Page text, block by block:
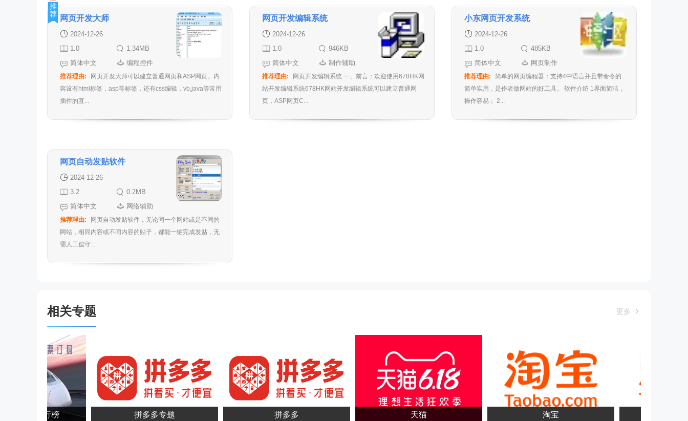
网页开发大师
2024-12-26
1.0
1.34MB
简体中文
编程控件
推荐理由:
网页开发大师可以建立普通网页和ASP网页。内
容设有html标签，asp等标签，还有css编辑，vb,java等常用
插件的直...
推
荐
网页开发编辑系统
2024-12-26
1.0
946KB
简体中文
制作辅助
推荐理由:
网页开发编辑系统 一、前言：欢迎使用678HK网
站开发编辑系统678HK网站开发编辑系统可以建立普通网
页，ASP网页C...
小东网页开发系统
2024-12-26
1.0
485KB
简体中文
网页制作
推荐理由:
简单的网页编程器：支持4中语言并且带命令的
简单实用，是作者做网站的好工具。 软件介绍 1界面简洁，
操作容易； 2...
网页自动发贴软件
2024-12-26
3.2
0.2MB
简体中文
网络辅助
推荐理由:
网页自动发贴软件，无论同一个网站或是不同的
网站，相同内容或不同内容的贴子，都能一键完成发贴，无
需人工值守...
相关专题 更多
票软件排行榜 拼多多专题 拼多多 天猫 淘宝